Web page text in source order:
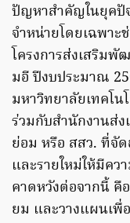
ปัญหาสำคัญในยุคปั
จำหน่ายโดยเฉพาะ
โครงการส่งเสริมพั
มอี ปีงบประมาณ
มหาวิทยาลัยเทคโ
ร่วมกับสำนักงานส่
ย่อม หรือ สสว. ที่จั
และรายใหม่ให้มีคว
คาดหวังต่อจากนี้ คื
ยม และวางแผนเพื่